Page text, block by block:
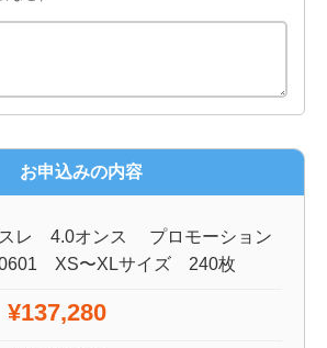
お申込みの内容
スレ 4.0オンス プロモーション
XS〜XLサイズ 240枚
¥137,280